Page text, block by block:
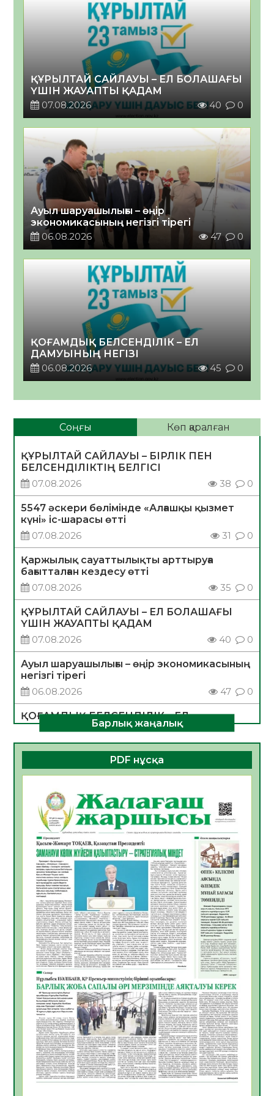
ҚҰРЫЛТАЙ САЙЛАУЫ – ЕЛ БОЛАШАҒЫ
ҮШІН ЖАУАПТЫ ҚАДАМ
07.08.2026
40 0
Ауыл шаруашылығы – өңір
экономикасының негізгі тірегі
06.08.2026
47 0
ҚОҒАМДЫҚ БЕЛСЕНДІЛІК – ЕЛ
ДАМУЫНЫҢ НЕГІЗІ
06.08.2026
45 0
Соңғы Көп қаралған
ҚҰРЫЛТАЙ САЙЛАУЫ – БІРЛІК ПЕН
БЕЛСЕНДІЛІКТІҢ БЕЛГІСІ
07.08.2026
38 0
5547 әскери бөлімінде «Алғашқы қызмет
күні» іс-шарасы өтті
07.08.2026
31 0
Қаржылық сауаттылықты арттыруға
бағытталған кездесу өтті
07.08.2026
35 0
ҚҰРЫЛТАЙ САЙЛАУЫ – ЕЛ БОЛАШАҒЫ
ҮШІН ЖАУАПТЫ ҚАДАМ
07.08.2026
40 0
Ауыл шаруашылығы – өңір экономикасының
негізгі тірегі
06.08.2026
47 0
ҚОҒАМДЫҚ БЕЛСЕНДІЛІК – ЕЛ
ДАМУЫНЫҢ НЕГІЗІ
06.08.2026
45 0
ҚҰРЫЛТАЙ САЙЛАУЫ – БОЛАШАҚҚА
БАСТАР ЖАУАПТЫ ТАҢДАУ
06.08.2026
Инфекциялық ауруларға қарсы иммундау
жұмыстарының тиімділігі
06.08.2026
49
Көкжөтел ауруы туралы
06.08.2026
46
АПВ вакцинасы туралы мәлімет
06.08.2026
44
Open Air: Қызылорда облысы полиция
департаменті 20 мыңнан астам
көрерменнің қауіпсіздігін қамтамасыз етті
06.08.2026
58
ҚЫЗЫЛОРДАДА «САНАЛЫ ҰРПАҚ –
ЖАРҚЫН БОЛАШАҚ» АТТЫ КЕҢЕЙТІЛГЕН
МӘЖІЛІС ӨТТІ
05.08.2026
59
Қазақстан Орталық Азиядағы көшуге ең
Барлық жаңалық
PDF нұсқа